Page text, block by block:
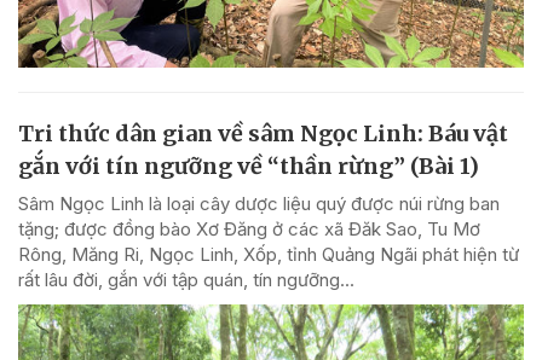
Tri thức dân gian về sâm Ngọc Linh: Báu vật
gắn với tín ngưỡng về “thần rừng” (Bài 1)
Sâm Ngọc Linh là loại cây dược liệu quý được núi rừng ban
tặng; được đồng bào Xơ Đăng ở các xã Đăk Sao, Tu Mơ
Rông, Măng Ri, Ngọc Linh, Xốp, tỉnh Quảng Ngãi phát hiện từ
rất lâu đời, gắn với tập quán, tín ngưỡng...